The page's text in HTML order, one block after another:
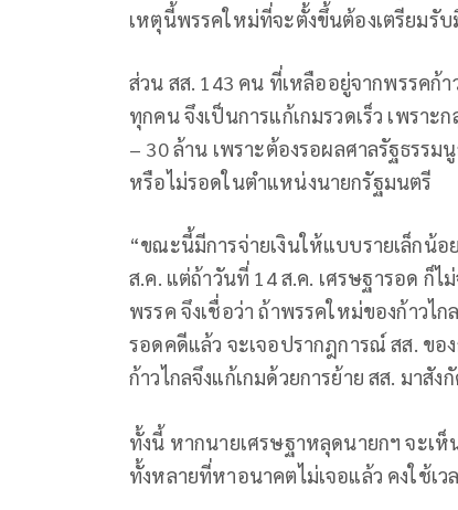
เหตุนี้พรรคใหม่ที่จะตั้งขึ้นต้องเตรียมรับ
ส่วน สส. 143 คน ที่เหลืออยู่จากพรรคก้
ทุกคน จึงเป็นการแก้เกมรวดเร็ว เพรา
– 30 ล้าน เพราะต้องรอผลศาลรัฐธรร
หรือไม่รอดในตำแหน่งนายกรัฐมนตรี
“ขณะนี้มีการจ่ายเงินให้แบบรายเล็กน้
ส.ค. แต่ถ้าวันที่ 14 ส.ค. เศรษฐารอด ก็ไ
พรรค จึงเชื่อว่า ถ้าพรรคใหม่ของก้าวไ
รอดคดีแล้ว จะเจอปรากฎการณ์ สส. ข
ก้าวไกลจึงแก้เกมด้วยการย้าย สส. มาสั
ทั้งนี้ หากนายเศรษฐาหลุดนายกฯ จะเห็
ทั้งหลายที่หาอนาคตไม่เจอแล้ว คงใช้เ